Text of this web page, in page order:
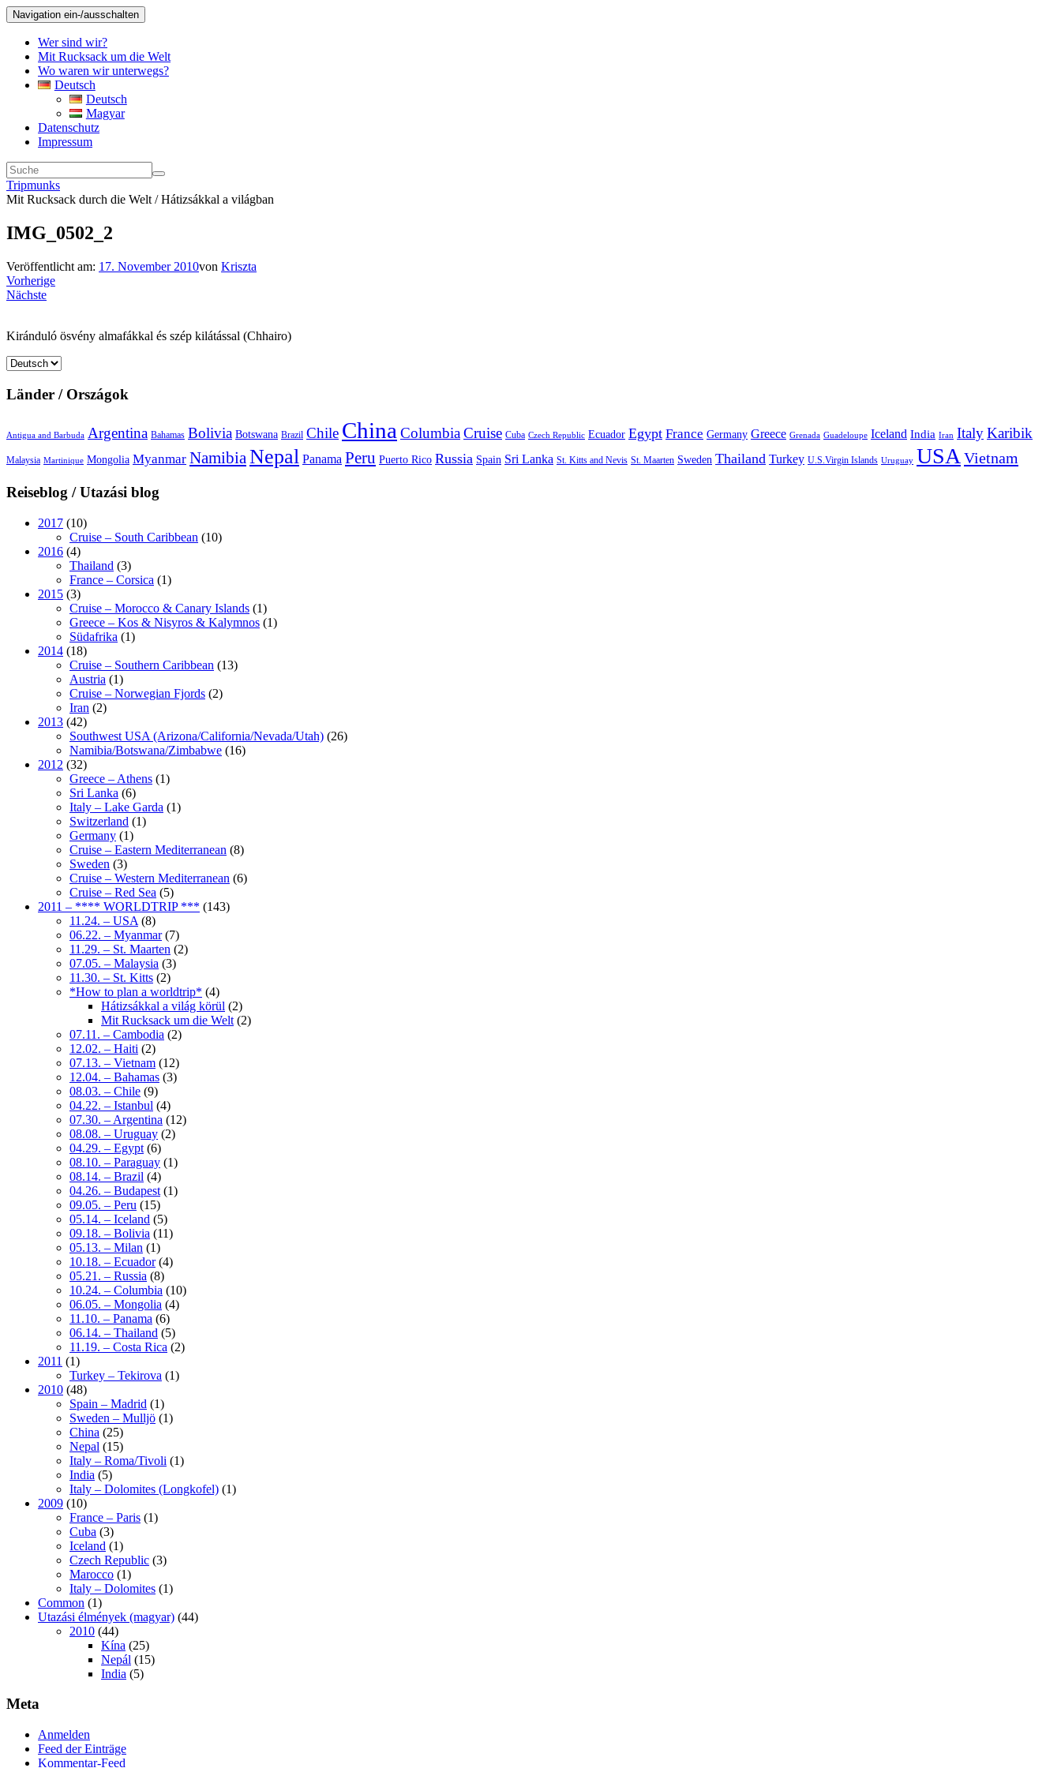
Navigation ein-/ausschalten
Wer sind wir?
Mit Rucksack um die Welt
Wo waren wir unterwegs?
Deutsch
Deutsch
Magyar
Datenschutz
Impressum
Tripmunks
Mit Rucksack durch die Welt / Hátizsákkal a világban
IMG_0502_2
Veröffentlicht am: 17. November 2010von Kriszta
Vorherige
Nächste
Kiránduló ösvény almafákkal és szép kilátással (Chhairo)
Sprache
Länder / Országok
Antigua and Barbuda Argentina Bahamas Bolivia Botswana Brazil Chile China ColumbiaCruise Cuba Czech Republic Ecuador Egypt France Germany Greece Grenada Guadeloupe Iceland India Iran ItalyKaribik
Malaysia Martinique Mongolia Myanmar NamibiaNepal Panama Peru Puerto Rico Russia Spain Sri Lanka St. Kitts and Nevis St. Maarten Sweden Thailand Turkey U.S.Virgin Islands Uruguay USAVietnam
Reiseblog / Utazási blog
2017 (10)
Cruise – South Caribbean (10)
2016 (4)
Thailand (3)
France – Corsica (1)
2015 (3)
Cruise – Morocco & Canary Islands (1)
Greece – Kos & Nisyros & Kalymnos (1)
Südafrika (1)
2014 (18)
Cruise – Southern Caribbean (13)
Austria (1)
Cruise – Norwegian Fjords (2)
Iran (2)
2013 (42)
Southwest USA (Arizona/California/Nevada/Utah) (26)
Namibia/Botswana/Zimbabwe (16)
2012 (32)
Greece – Athens (1)
Sri Lanka (6)
Italy – Lake Garda (1)
Switzerland (1)
Germany (1)
Cruise – Eastern Mediterranean (8)
Sweden (3)
Cruise – Western Mediterranean (6)
Cruise – Red Sea (5)
2011 – **** WORLDTRIP *** (143)
11.24. – USA (8)
06.22. – Myanmar(7)
11.29. – St. Maarten (2)
07.05. – Malaysia (3)
11.30. – St. Kitts (2)
*How to plan a worldtrip* (4)
Hátizsákkal a világ körül (2)
Mit Rucksack um die Welt (2)
07.11. – Cambodia (2)
12.02. – Haiti (2)
07.13. – Vietnam (12)
12.04. – Bahamas (3)
08.03. – Chile (9)
04.22. – Istanbul (4)
07.30. – Argentina (12)
08.08. – Uruguay (2)
04.29. – Egypt (6)
08.10. – Paraguay (1)
08.14. – Brazil (4)
04.26. – Budapest (1)
09.05. – Peru (15)
05.14. – Iceland (5)
09.18. – Bolivia (11)
05.13. – Milan (1)
10.18. – Ecuador(4)
05.21. – Russia (8)
10.24. – Columbia (10)
06.05. – Mongolia (4)
11.10. – Panama (6)
06.14. – Thailand (5)
11.19. – Costa Rica (2)
2011 (1)
Turkey – Tekirova (1)
2010 (48)
Spain – Madrid (1)
Sweden – Mulljö (1)
China (25)
Nepal (15)
Italy – Roma/Tivoli (1)
India (5)
Italy – Dolomites (Longkofel) (1)
2009 (10)
France – Paris (1)
Cuba (3)
Iceland (1)
Czech Republic (3)
Marocco (1)
Italy – Dolomites (1)
Common (1)
Utazási élmények (magyar) (44)
2010 (44)
Kína (25)
Nepál (15)
India (5)
Meta
Anmelden
Feed der Einträge
Kommentar-Feed